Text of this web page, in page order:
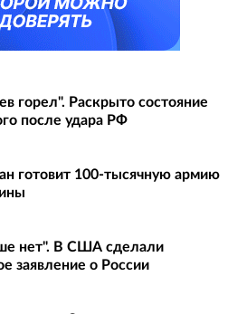
горел". Раскрыто состояние
после удара РФ
готовит 100-тысячную армию
нет". В США сделали
заявление о России